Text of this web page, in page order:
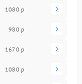
1080 р
980 р
1670 р
1080 р